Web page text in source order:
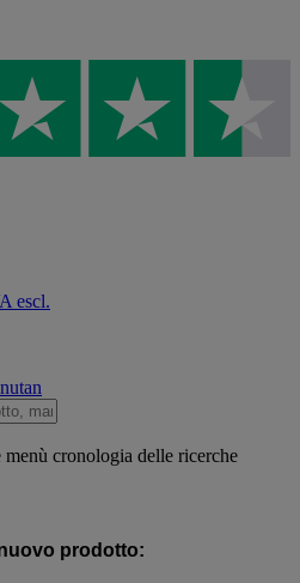
escl.
cronologia delle ricerche
prodotto: